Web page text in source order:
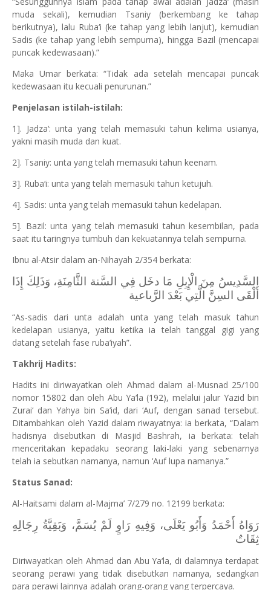
muda sekali), kemudian Tsaniy (berkembang ke tahap
berikutnya), lalu Ruba‘i (ke tahap yang lebih lanjut), kemudian
Sadis (ke tahap yang lebih sempurna), hingga Bazil (mencapai
puncak kedewasaan).”
Maka Umar berkata: “Tidak ada setelah mencapai puncak
kedewasaan itu kecuali penurunan.”
Penjelasan istilah-istilah:
1]. Jadza‘: unta yang telah memasuki tahun kelima usianya,
yakni masih muda dan kuat.
2]. Tsaniy: unta yang telah memasuki tahun keenam.
3]. Ruba‘i: unta yang telah memasuki tahun ketujuh.
4]. Sadis: unta yang telah memasuki tahun kedelapan.
5]. Bazil: unta yang telah memasuki tahun kesembilan, pada
saat itu taringnya tumbuh dan kekuatannya telah sempurna.
Ibnu al-Atsir dalam an-Nihayah 2/354 berkata:
السَّدِيسُ مِنَ الْإِبِلِ مَا دخَل فِي السَّنة الثَّامِنَةِ، وَذَلِكَ إِذَا
أَلْقَى السِنَّ الَّتِي بَعْدَ الرَّباعية
“As-sadis dari unta adalah unta yang telah masuk tahun
kedelapan usianya, yaitu ketika ia telah tanggal gigi yang
datang setelah fase ruba‘iyah”.
Takhrij Hadits:
Hadits ini diriwayatkan oleh Ahmad dalam al-Musnad 25/100
nomor 15802 dan oleh Abu Ya‘la (192), melalui jalur Yazid bin
Zurai‘ dan Yahya bin Sa‘id, dari ‘Auf, dengan sanad tersebut.
Ditambahkan oleh Yazid dalam riwayatnya: ia berkata, “Dalam
hadisnya disebutkan di Masjid Bashrah, ia berkata: telah
menceritakan kepadaku seorang laki-laki yang sebenarnya
telah ia sebutkan namanya, namun ‘Auf lupa namanya.”
Status Sanad:
Al-Haitsami dalam al-Majma’ 7/279 no. 12199 berkata:
رَوَاهُ أَحْمَدُ وَأَبُو يَعْلَى، وَفِيهِ رَاوٍ لَمْ يُسَمَّ، وَبَقِيَّةُ رِجَالِهِ
ثِقَاتٌ
Diriwayatkan oleh Ahmad dan Abu Ya‘la, di dalamnya terdapat
seorang perawi yang tidak disebutkan namanya, sedangkan
para perawi lainnya adalah orang-orang yang terpercaya.